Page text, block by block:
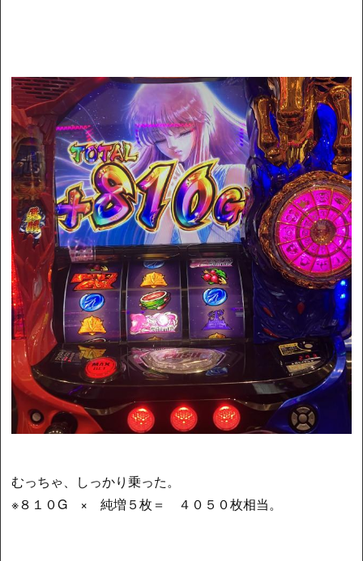
むっちゃ、しっかり乗った。
※８１０G × 純増５枚＝ ４０５０枚相当。